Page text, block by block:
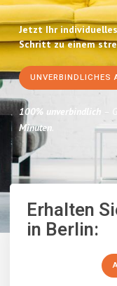
Jetzt Ihr
Schritt zu einem
UNVERBINDLICHES
100% unverbindlich –
Minuten.
Erhalten
in Berlin: